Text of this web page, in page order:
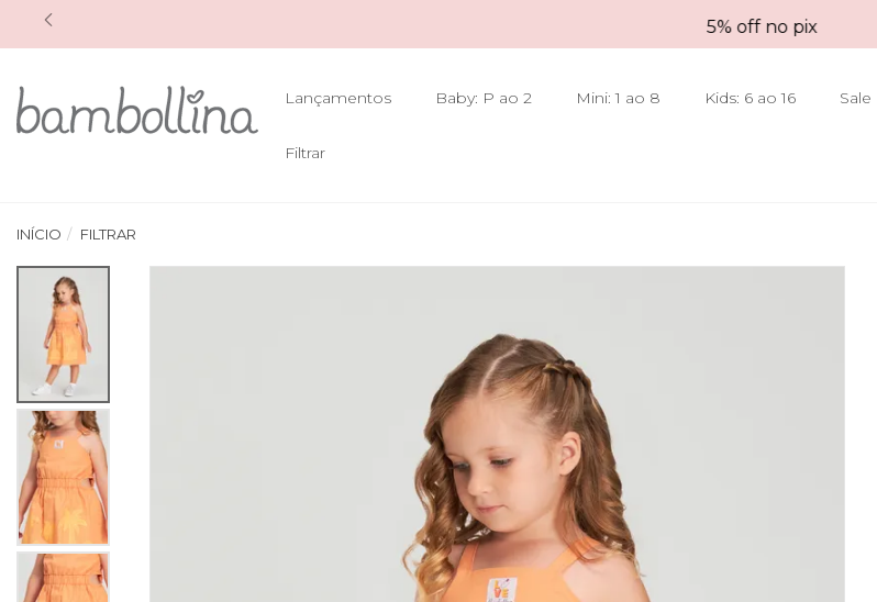
5% off no pix
Lançamentos Baby: P ao 2 Mini: 1 ao 8 Kids: 6 ao 16 Sale
Filtrar
INÍCIO FILTRAR